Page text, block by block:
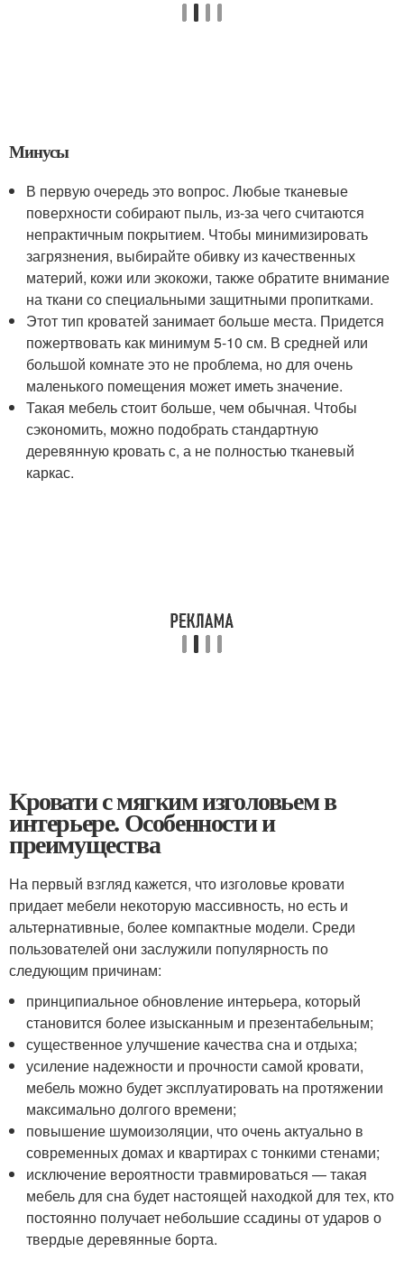
Минусы
В первую очередь это вопрос. Любые тканевые
поверхности собирают пыль, из-за чего считаются
непрактичным покрытием. Чтобы минимизировать
загрязнения, выбирайте обивку из качественных
материй, кожи или экокожи, также обратите внимание
на ткани со специальными защитными пропитками.
Этот тип кроватей занимает больше места. Придется
пожертвовать как минимум 5-10 см. В средней или
большой комнате это не проблема, но для очень
маленького помещения может иметь значение.
Такая мебель стоит больше, чем обычная. Чтобы
сэкономить, можно подобрать стандартную
деревянную кровать с, а не полностью тканевый
каркас.
Кровати с мягким изголовьем в
интерьере. Особенности и
преимущества
На первый взгляд кажется, что изголовье кровати
придает мебели некоторую массивность, но есть и
альтернативные, более компактные модели. Среди
пользователей они заслужили популярность по
следующим причинам:
принципиальное обновление интерьера, который
становится более изысканным и презентабельным;
существенное улучшение качества сна и отдыха;
усиление надежности и прочности самой кровати,
мебель можно будет эксплуатировать на протяжении
максимально долгого времени;
повышение шумоизоляции, что очень актуально в
современных домах и квартирах с тонкими стенами;
исключение вероятности травмироваться — такая
мебель для сна будет настоящей находкой для тех, кто
постоянно получает небольшие ссадины от ударов о
твердые деревянные борта.